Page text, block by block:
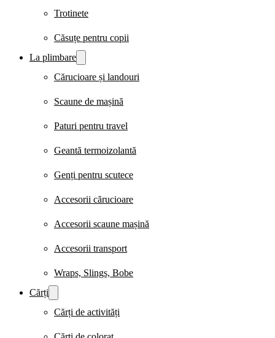
Trotinete
Căsuțe pentru copii
La plimbare
Cărucioare și landouri
Scaune de mașină
Paturi pentru travel
Geantă termoizolantă
Genți pentru scutece
Accesorii cărucioare
Accesorii scaune mașină
Accesorii transport
Wraps, Slings, Bobe
Cărți
Cărți de activități